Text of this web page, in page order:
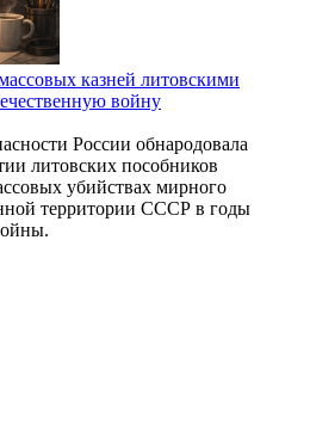
казней литовскими
войну
России обнародовала
литовских пособников
убийствах мирного
территории СССР в годы